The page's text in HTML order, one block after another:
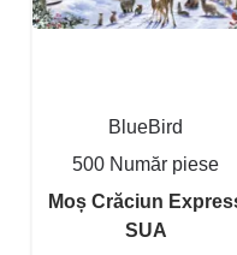
BlueBird
500 Număr piese
Moș Crăciun
SUA